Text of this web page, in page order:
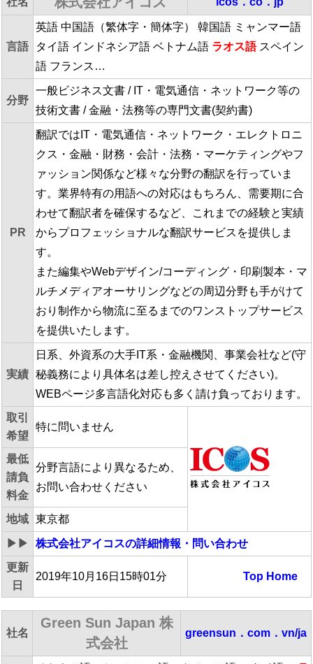
言語
英語 中国語（繁体字・簡体字） 韓国語 ミャンマー語
タイ語 インドネシア語 ベトナム語 ラオス語スペイン
語 フランス…
分野
一般ビジネス文書 / IT・電気通信・ネットワーク等の
技術文書 / 金融・法務等の専門文書(契約書)
PR
翻訳ではIT・電気通信・ネットワーク・エレクトロニ
クス・金融・財務・会計・法務・マーケティングやフ
ァッション関係など様々な分野の翻訳を行っていま
す。業界特有の用語への対応はもちろん、需要期に合
わせて翻訳者を確保するなど、これまでの経験と実績
からプロフェッショナルな翻訳サービスを提供しま
す。
また編集やWebデザイン/コーディング・印刷製本・マ
ルチメディアオーサリングなどの周辺分野も手がけて
おり制作から物流に至るまでのワンストップサービス
を提供いたします。
実績
日系、外資系の大手IT系・金融機関、事業会社など(守
秘義務により具体名は差し控えさせてください)。
WEBページ多言語化対応も多く請け負っております。
取引
希望
特に問いません
最低
請負
料金
分野言語により異なるため、
お問い合わせください
地域 東京都
▶▶ 株式会社アイコスの詳細情報・問い合わせ
更新
日
2019年10月16日15時01分 Top Home
社名
Green Sun Japan 株
式会社
greensun．com．vn/ja